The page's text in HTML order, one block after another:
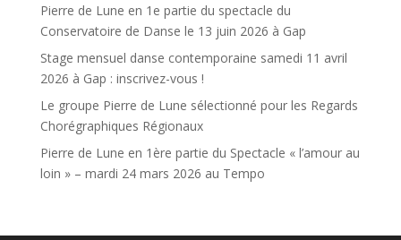
Pierre de Lune en 1e partie du spectacle du
Conservatoire de Danse le 13 juin 2026 à Gap
Stage mensuel danse contemporaine samedi 11 avril
2026 à Gap : inscrivez-vous !
Le groupe Pierre de Lune sélectionné pour les Regards
Chorégraphiques Régionaux
Pierre de Lune en 1ère partie du Spectacle « l’amour au
loin » – mardi 24 mars 2026 au Tempo